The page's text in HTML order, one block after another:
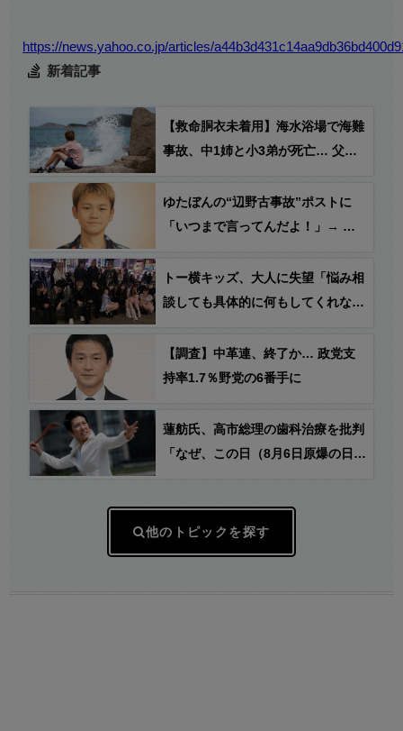
https://news.yahoo.co.jp/articles/
新着記事
【救命胴衣未着用】海水浴場で海難
事故、中1姉と小3弟が死亡… 父親
ゆたぼんの“辺野古事故”ポストに
「いつまで言ってんだよ！」→ ゆ
ん」
トー横キッズ、大人に失望「悩み相
談しても具体的に何もしてくれなく
【調査】中革連、終了か… 政党支
持率1.7％野党の6番手に
蓮舫氏、高市総理の歯科治療を批判
「なぜ、この日（8月6日原爆の日）
っていた…
他のトピックを探す